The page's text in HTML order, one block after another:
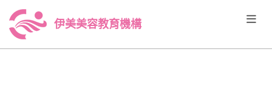
伊美美容教育機構